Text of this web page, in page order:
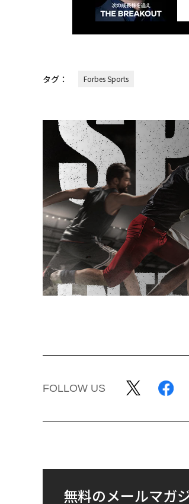
タグ： Forbes Sports
FOLLOW US
無料のメールマガ